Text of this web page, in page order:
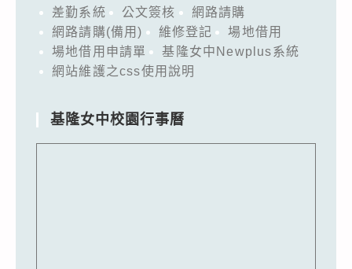
差勤系統 公文簽核
網路請購
網路請購(備用)
維修登記
場地借用
場地借用申請單
基隆女中Newplus系統
網站維護之css使用說明
基隆女中校園行事曆